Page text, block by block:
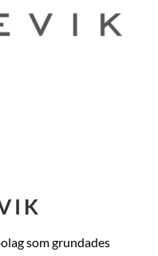
som grundades